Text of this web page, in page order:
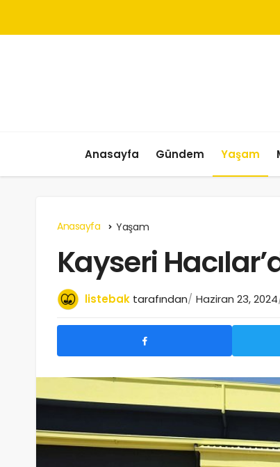
Anasayfa Gündem Yaşam
Anasayfa Yaşam
Kayseri
listebak tarafından Haziran 23, 2024